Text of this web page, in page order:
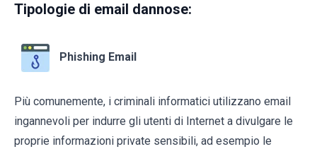
Tipologie di email dannose:
Phishing Email
Più comunemente, i criminali informatici utilizzano email
ingannevoli per indurre gli utenti di Internet a divulgare le
proprie informazioni private sensibili, ad esempio le